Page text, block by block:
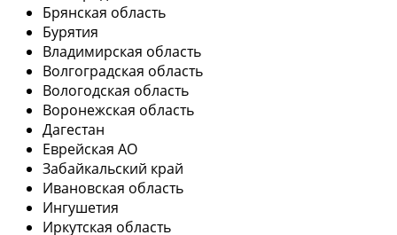
Брянская область
Бурятия
Владимирская область
Волгоградская область
Вологодская область
Воронежская область
Дагестан
Еврейская АО
Забайкальский край
Ивановская область
Ингушетия
Иркутская область